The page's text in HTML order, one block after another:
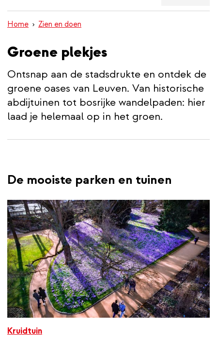
inhoud
Home Zien en doen
Groene plekjes
Ontsnap aan de stadsdrukte en ontdek de
groene oases van Leuven. Van historische
abdijtuinen tot bosrijke wandelpaden: hier
laad je helemaal op in het groen.
De mooiste parken en tuinen
Kruidtuin